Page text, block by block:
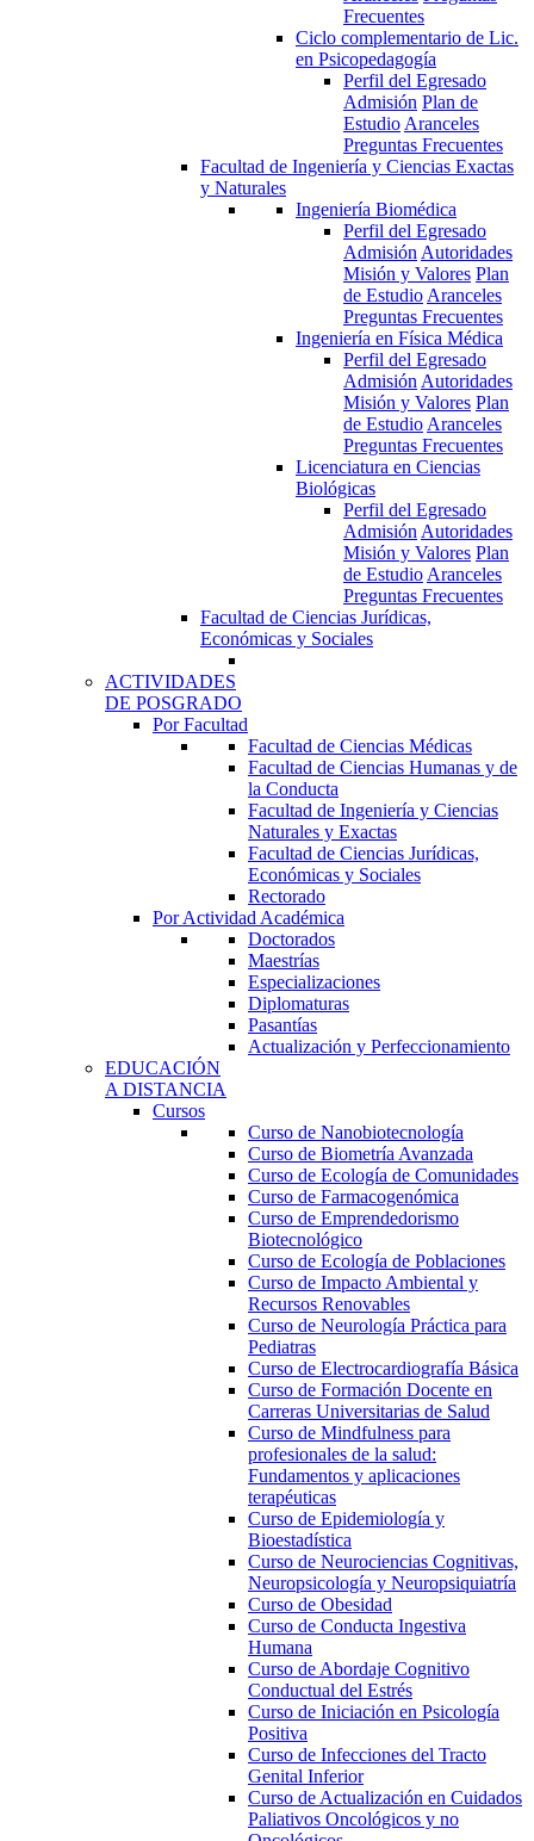
Frecuentes
Ciclo complementario de Lic.
en Psicopedagogía
Perfil del Egresado
Admisión Plan de
Estudio Aranceles
Preguntas Frecuentes
Facultad de Ingeniería y Ciencias Exactas
y Naturales
Ingeniería Biomédica
Perfil del Egresado
Admisión Autoridades
Misión y Valores Plan
de Estudio Aranceles
Preguntas Frecuentes
Ingeniería en Física Médica
Perfil del Egresado
Admisión Autoridades
Misión y Valores Plan
de Estudio Aranceles
Preguntas Frecuentes
Licenciatura en Ciencias
Biológicas
Perfil del Egresado
Admisión Autoridades
Misión y Valores Plan
de Estudio Aranceles
Preguntas Frecuentes
Facultad de Ciencias Jurídicas,
Económicas y Sociales
ACTIVIDADES
DE POSGRADO
Por Facultad
Facultad de Ciencias Médicas
Facultad de Ciencias Humanas y de
la Conducta
Facultad de Ingeniería y Ciencias
Naturales y Exactas
Facultad de Ciencias Jurídicas,
Económicas y Sociales
Rectorado
Por Actividad Académica
Doctorados
Maestrías
Especializaciones
Diplomaturas
Pasantías
Actualización y Perfeccionamiento
EDUCACIÓN
A DISTANCIA
Cursos
Curso de Nanobiotecnología
Curso de Biometría Avanzada
Curso de Ecología de Comunidades
Curso de Farmacogenómica
Curso de Emprendedorismo
Biotecnológico
Curso de Ecología de Poblaciones
Curso de Impacto Ambiental y
Recursos Renovables
Curso de Neurología Práctica para
Pediatras
Curso de Electrocardiografía Básica
Curso de Formación Docente en
Carreras Universitarias de Salud
Curso de Mindfulness para
profesionales de la salud:
Fundamentos y aplicaciones
terapéuticas
Curso de Epidemiología y
Bioestadística
Curso de Neurociencias Cognitivas,
Neuropsicología y Neuropsiquiatría
Curso de Obesidad
Curso de Conducta Ingestiva
Humana
Curso de Abordaje Cognitivo
Conductual del Estrés
Curso de Iniciación en Psicología
Positiva
Curso de Infecciones del Tracto
Genital Inferior
Curso de Actualización en Cuidados
Paliativos Oncológicos y no